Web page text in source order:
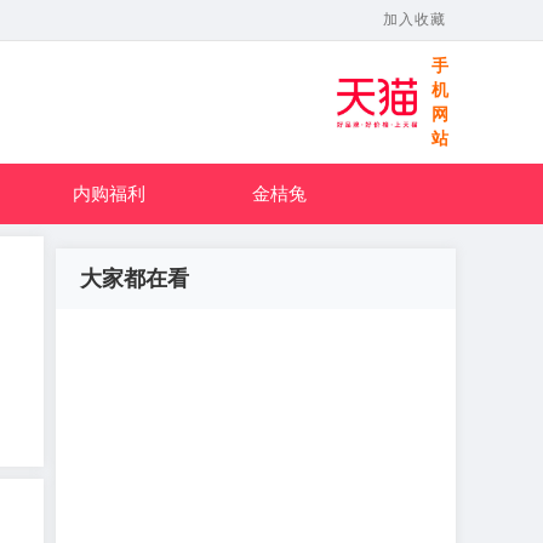
加入收藏
手
机
网
站
内购福利 金桔兔
大家都在看